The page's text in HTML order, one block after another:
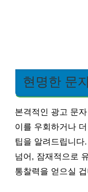
현명한 문
본격적인 광고 문
이를 우회하거나
팁을 알려드립니
넘어, 잠재적으로
통찰력을 얻으실